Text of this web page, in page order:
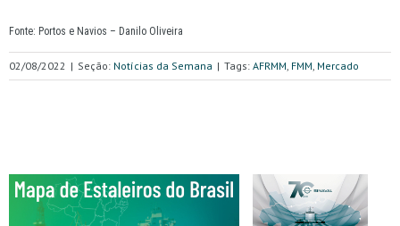
Fonte: Portos e Navios – Danilo Oliveira
02/08/2022 | Seção: Notícias da Semana | Tags: AFRMM FMM Mercado